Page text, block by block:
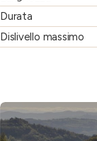
Durata
Dislivello massimo